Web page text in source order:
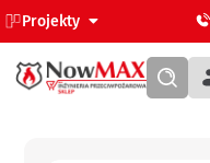
Projekty